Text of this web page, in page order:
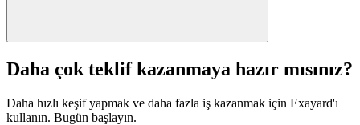
Daha çok teklif kazanmaya hazır mısınız?
Daha hızlı keşif yapmak ve daha fazla iş kazanmak için Exayard'ı
kullanın. Bugün başlayın.